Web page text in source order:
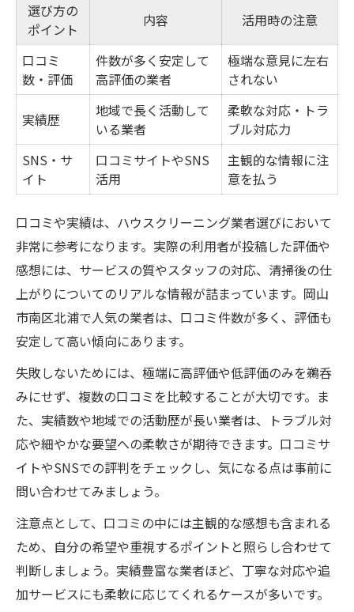
選び方の
ポイント
内容 活用時の注意
口コミ
数・評価
件数が多く安定して
高評価の業者
極端な意見に左右
されない
実績歴
地域で長く活動して
いる業者
柔軟な対応・トラ
ブル対応力
SNS・サ
イト
口コミサイトやSNS
活用
主観的な情報に注
意を払う
口コミや実績は、ハウスクリーニング業者選びにおいて
非常に参考になります。実際の利用者が投稿した評価や
感想には、サービスの質やスタッフの対応、清掃後の仕
上がりについてのリアルな情報が詰まっています。岡山
市南区北浦で人気の業者は、口コミ件数が多く、評価も
安定して高い傾向にあります。
失敗しないためには、極端に高評価や低評価のみを鵜呑
みにせず、複数の口コミを比較することが大切です。ま
た、実績数や地域での活動歴が長い業者は、トラブル対
応や細やかな要望への柔軟さが期待できます。口コミサ
イトやSNSでの評判をチェックし、気になる点は事前に
問い合わせてみましょう。
注意点として、口コミの中には主観的な感想も含まれる
ため、自分の希望や重視するポイントと照らし合わせて
判断しましょう。実績豊富な業者ほど、丁寧な対応や追
加サービスにも柔軟に応じてくれるケースが多いです。